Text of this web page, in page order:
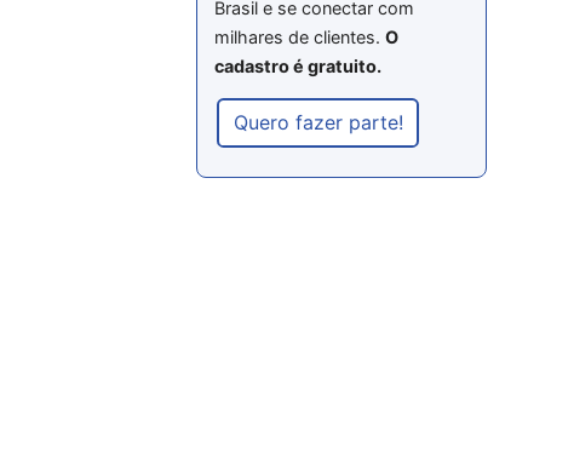
Brasil e se conectar com
milhares de clientes.O
cadastro é gratuito.
Quero fazer parte!